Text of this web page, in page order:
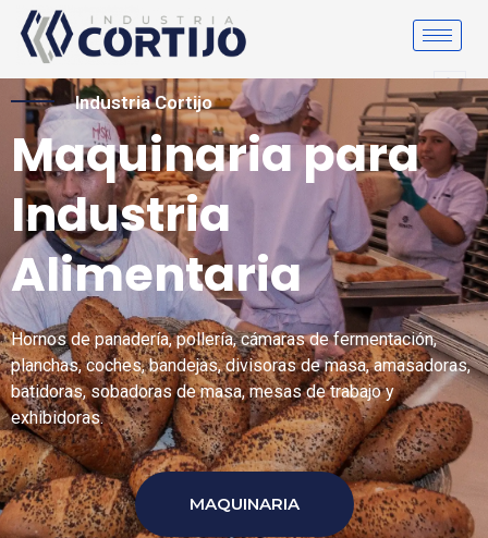
contenido
Inicio
Industria Cortijo
Maquinaria para
Industria
Alimentaria
Hornos de panadería, pollería, cámaras de fermentación,
planchas, coches, bandejas, divisoras de masa, amasadoras,
batidoras, sobadoras de masa, mesas de trabajo y
exhibidoras.
MAQUINARIA